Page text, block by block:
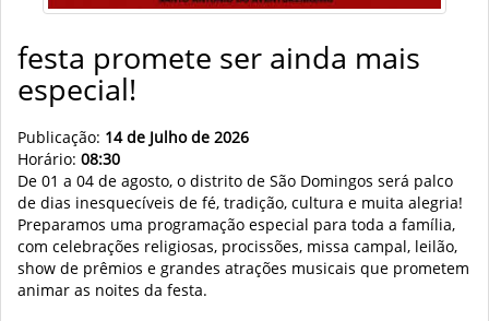
festa promete ser ainda mais
especial!
Publicação: 14 de Julho de 2026
Horário: 08:30
De 01 a 04 de agosto, o distrito de São Domingos será palco
de dias inesquecíveis de fé, tradição, cultura e muita alegria!
Preparamos uma programação especial para toda a família,
com celebrações religiosas, procissões, missa campal, leilão,
show de prêmios e grandes atrações musicais que prometem
animar as noites da festa.